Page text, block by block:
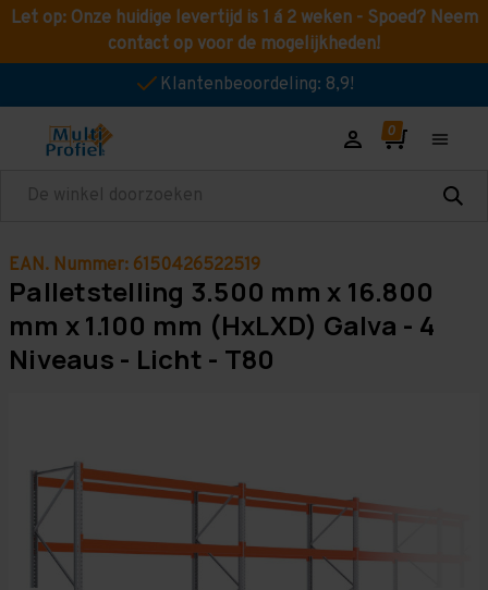
Let op: Onze huidige levertijd is 1 á 2 weken - Spoed? Neem
contact op voor de mogelijkheden!
Klantenbeoordeling: 8,9!
Zoeken
EAN. Nummer: 6150426522519
Palletstelling 3.500 mm x 16.800
mm x 1.100 mm (HxLXD) Galva - 4
Niveaus - Licht - T80